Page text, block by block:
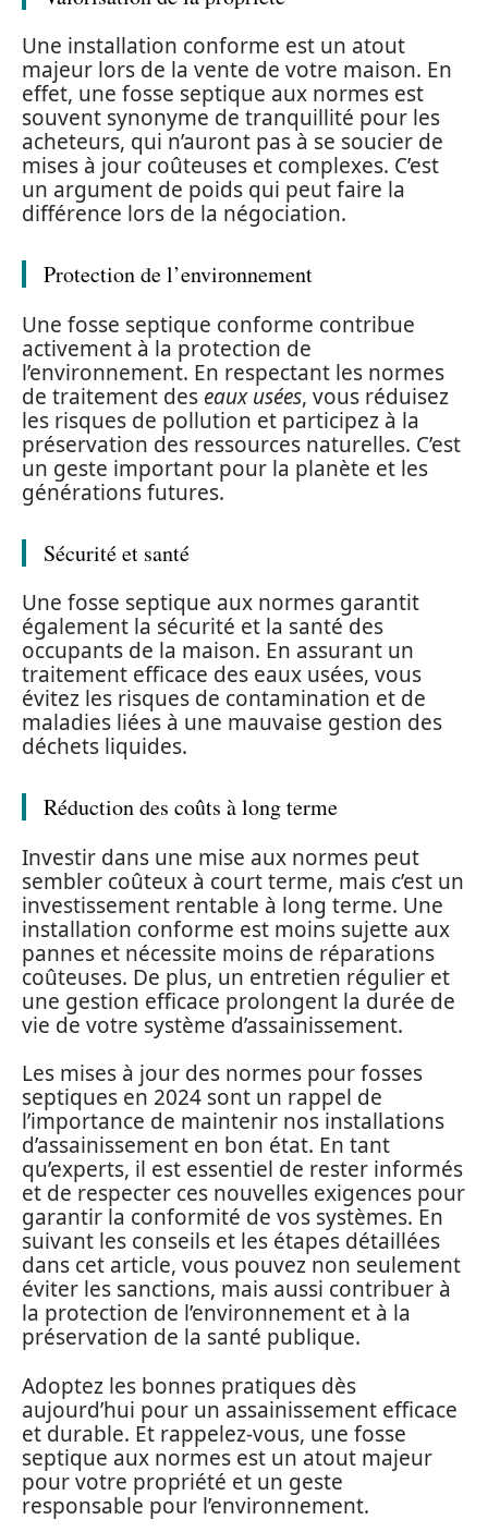
Une installation conforme est un atout
majeur lors de la vente de votre maison. En
effet, une fosse septique aux normes est
souvent synonyme de tranquillité pour les
acheteurs, qui n’auront pas à se soucier de
mises à jour coûteuses et complexes. C’est
un argument de poids qui peut faire la
différence lors de la négociation.
Protection de l’environnement
Une fosse septique conforme contribue
activement à la protection de
l’environnement. En respectant les normes
de traitement des eaux usées, vous réduisez
les risques de pollution et participez à la
préservation des ressources naturelles. C’est
un geste important pour la planète et les
générations futures.
Sécurité et santé
Une fosse septique aux normes garantit
également la sécurité et la santé des
occupants de la maison. En assurant un
traitement efficace des eaux usées, vous
évitez les risques de contamination et de
maladies liées à une mauvaise gestion des
déchets liquides.
Réduction des coûts à long terme
Investir dans une mise aux normes peut
sembler coûteux à court terme, mais c’est un
investissement rentable à long terme. Une
installation conforme est moins sujette aux
pannes et nécessite moins de réparations
coûteuses. De plus, un entretien régulier et
une gestion efficace prolongent la durée de
vie de votre système d’assainissement.
Les mises à jour des normes pour fosses
septiques en 2024 sont un rappel de
l’importance de maintenir nos installations
d’assainissement en bon état. En tant
qu’experts, il est essentiel de rester informés
et de respecter ces nouvelles exigences pour
garantir la conformité de vos systèmes. En
suivant les conseils et les étapes détaillées
dans cet article, vous pouvez non seulement
éviter les sanctions, mais aussi contribuer à
la protection de l’environnement et à la
préservation de la santé publique.
Adoptez les bonnes pratiques dès
aujourd’hui pour un assainissement efficace
et durable. Et rappelez-vous, une fosse
septique aux normes est un atout majeur
pour votre propriété et un geste
responsable pour l’environnement.